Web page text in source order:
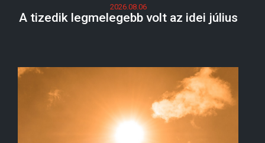
2026.08.06
A tizedik legmelegebb volt az idei július